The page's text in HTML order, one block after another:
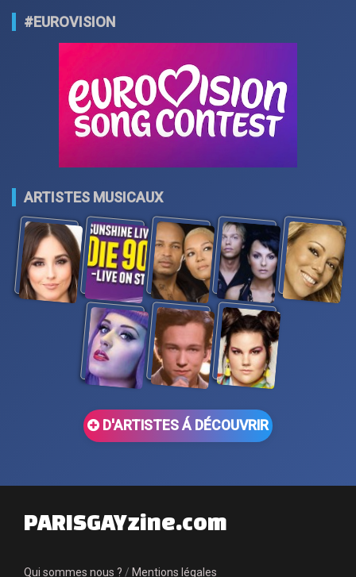
#EUROVISION
ARTISTES MUSICAUX
D'ARTISTES Á DÉCOUVRIR
PARISGAYzine.com
Qui sommes nous ? / Mentions légales